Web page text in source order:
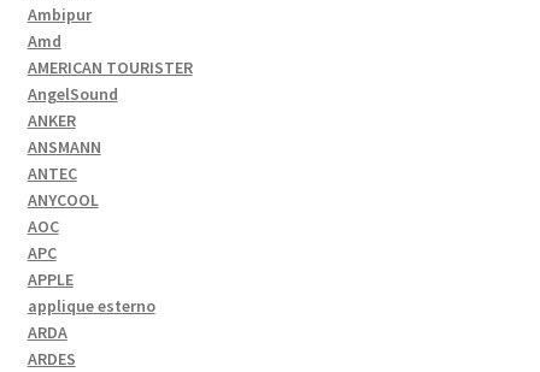
Ambipur
Amd
AMERICAN TOURISTER
AngelSound
ANKER
ANSMANN
ANTEC
ANYCOOL
AOC
APC
APPLE
applique esterno
ARDA
ARDES